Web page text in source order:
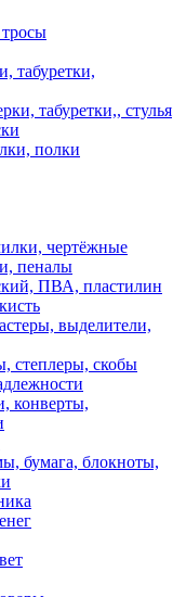
табуретки,
табуретки,, стулья
полки
чертёжные
пеналы
ПВА, пластилин
выделители,
скобы
конверты,
бумага, блокноты,